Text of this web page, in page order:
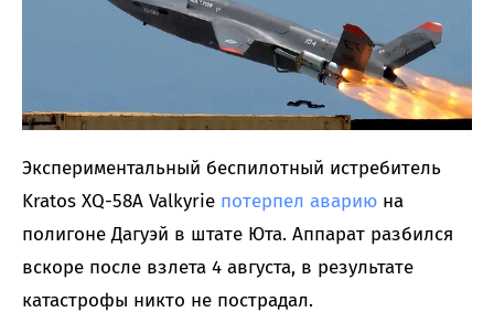
Экспериментальный беспилотный истребитель
Kratos XQ-58A Valkyrie потерпел аварию на
полигоне Дагуэй в штате Юта. Аппарат разбился
вскоре после взлета 4 августа, в результате
катастрофы никто не пострадал.